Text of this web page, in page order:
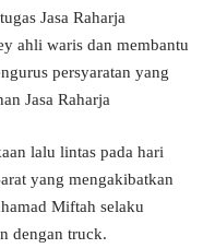
Jasa Raharja
ahli waris dan membantu
persyaratan yang
Jasa Raharja
lalu lintas pada hari
yang mengakibatkan
Miftah selaku
dengan truck.